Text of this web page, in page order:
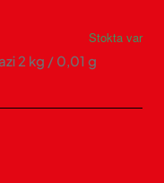
Stokta var
2 kg / 0,01 g